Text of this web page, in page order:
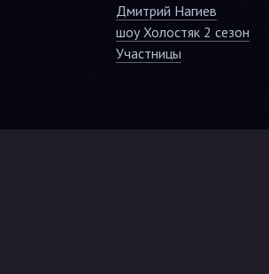
Дмитрий Нагиев
шоу Холостяк 2 сезон
Участницы